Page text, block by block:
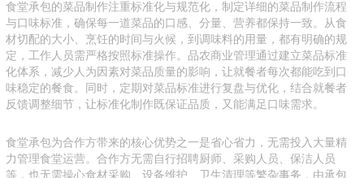
食堂承包的菜品制作注重标准化与规范化，制定详细的菜品制作流程
与口味标准，确保每一道菜品的口感、分量、营养都保持一致。从食
材切配的大小、烹饪的时间与火候，到调味料的用量，都有明确的规
定，工作人员需严格按照标准操作。品农商业管理通过建立菜品标准
化体系，减少人为因素对菜品质量的影响，让就餐者每次都能吃到口
味稳定的餐食。同时，定期对菜品标准进行复盘与优化，结合就餐者
反馈调整细节，让标准化制作既保证品质，又能满足口味需求。
食堂承包为合作方带来的核心优势之一是省心省力，无需投入大量精
力管理食堂运营。合作方无需自行招聘厨师、采购人员、保洁人员
等，也无需操心食材采购、设备维护、卫生清理等繁杂事务，由承包